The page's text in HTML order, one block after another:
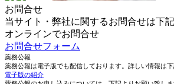
お問合せ
当サイト・弊社に関するお問合せは下
オンラインでお問合せ
お問合せフォーム
薬務公報
薬務公報は電子版でも配信しております。詳しい情報は下
電子版の紹介